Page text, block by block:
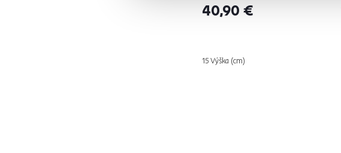
40,90 €
15 Výška (cm)